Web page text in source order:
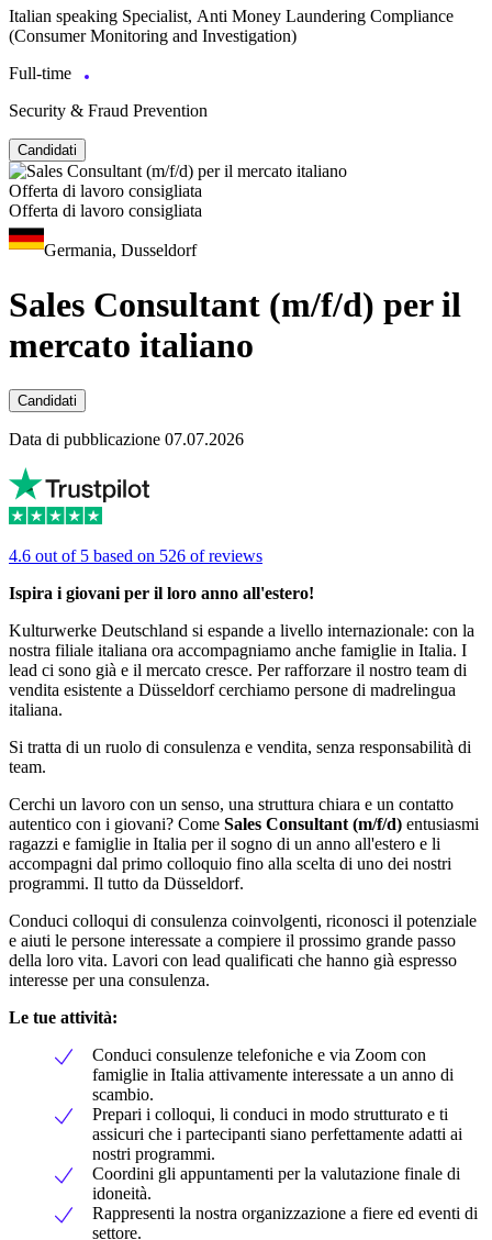
Italian speaking Specialist, Anti Money Laundering Compliance
(Consumer Monitoring and Investigation)
Full-time
Security & Fraud Prevention
Candidati
Offerta di lavoro consigliata
Offerta di lavoro consigliata
Germania, Dusseldorf
Sales Consultant (m/f/d) per il
mercato italiano
Candidati
Data di pubblicazione 07.07.2026
4.6 out of 5 based on 526 of reviews
Ispira i giovani per il loro anno all'estero!
Kulturwerke Deutschland si espande a livello internazionale: con la
nostra filiale italiana ora accompagniamo anche famiglie in Italia. I
lead ci sono già e il mercato cresce. Per rafforzare il nostro team di
vendita esistente a Düsseldorf cerchiamo persone di madrelingua
italiana.
Si tratta di un ruolo di consulenza e vendita, senza responsabilità di
team.
Cerchi un lavoro con un senso, una struttura chiara e un contatto
autentico con i giovani? Come Sales Consultant (m/f/d) entusiasmi
ragazzi e famiglie in Italia per il sogno di un anno all'estero e li
accompagni dal primo colloquio fino alla scelta di uno dei nostri
programmi. Il tutto da Düsseldorf.
Conduci colloqui di consulenza coinvolgenti, riconosci il potenziale
e aiuti le persone interessate a compiere il prossimo grande passo
della loro vita. Lavori con lead qualificati che hanno già espresso
interesse per una consulenza.
Le tue attività:
Conduci consulenze telefoniche e via Zoom con
famiglie in Italia attivamente interessate a un anno di
scambio.
Prepari i colloqui, li conduci in modo strutturato e ti
assicuri che i partecipanti siano perfettamente adatti ai
nostri programmi.
Coordini gli appuntamenti per la valutazione finale di
idoneità.
Rappresenti la nostra organizzazione a fiere ed eventi di
settore.